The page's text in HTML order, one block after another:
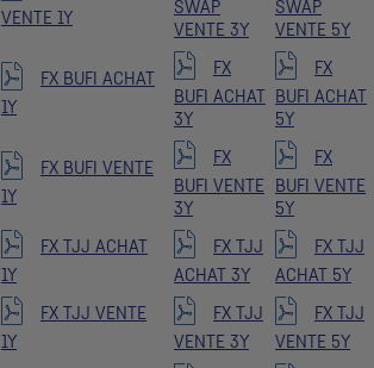
VENTE 1Y
SWAP
VENTE 3Y
SWAP
VENTE 5Y
FX BUFI ACHAT
1Y
FX
BUFI ACHAT
3Y
FX
BUFI ACHAT
5Y
FX BUFI VENTE
1Y
FX
BUFI VENTE
3Y
FX
BUFI VENTE
5Y
FX TJJ ACHAT
1Y
FX TJJ
ACHAT 3Y
FX TJJ
ACHAT 5Y
FX TJJ VENTE
1Y
FX TJJ
VENTE 3Y
FX TJJ
VENTE 5Y